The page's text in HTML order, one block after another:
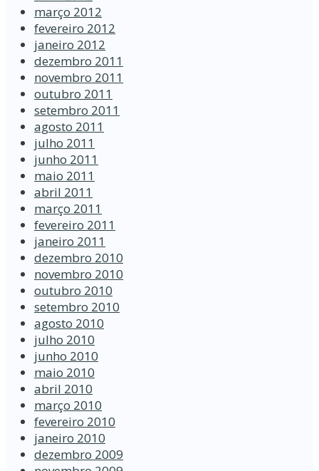
março 2012
fevereiro 2012
janeiro 2012
dezembro 2011
novembro 2011
outubro 2011
setembro 2011
agosto 2011
julho 2011
junho 2011
maio 2011
abril 2011
março 2011
fevereiro 2011
janeiro 2011
dezembro 2010
novembro 2010
outubro 2010
setembro 2010
agosto 2010
julho 2010
junho 2010
maio 2010
abril 2010
março 2010
fevereiro 2010
janeiro 2010
dezembro 2009